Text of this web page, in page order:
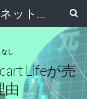
サイドビジネスはネットで稼ぐ～サラリーマンが副業から独立起業する方法～
し
Lifeが売
由